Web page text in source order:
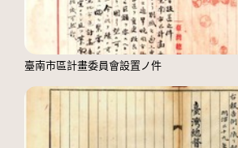
臺南市區計畫委員會設置ノ件